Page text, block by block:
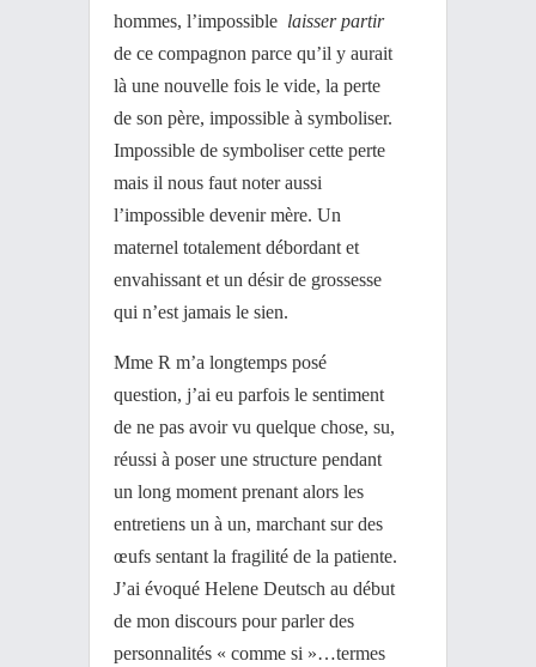
hommes, l’impossible laisser partir
de ce compagnon parce qu’il y aurait
là une nouvelle fois le vide, la perte
de son père, impossible à symboliser.
Impossible de symboliser cette perte
mais il nous faut noter aussi
l’impossible devenir mère. Un
maternel totalement débordant et
envahissant et un désir de grossesse
qui n’est jamais le sien.
Mme R m’a longtemps posé
question, j’ai eu parfois le sentiment
de ne pas avoir vu quelque chose, su,
réussi à poser une structure pendant
un long moment prenant alors les
entretiens un à un, marchant sur des
œufs sentant la fragilité de la patiente.
J’ai évoqué Helene Deutsch au début
de mon discours pour parler des
personnalités « comme si »…termes